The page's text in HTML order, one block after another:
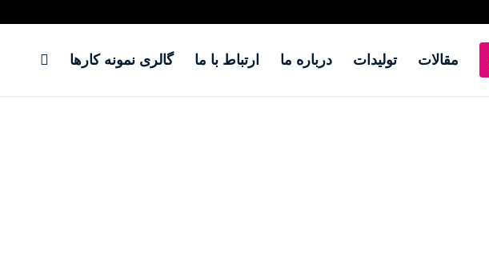
مقالات تولیدات درباره ما ارتباط با ما گالری نمونه کارها